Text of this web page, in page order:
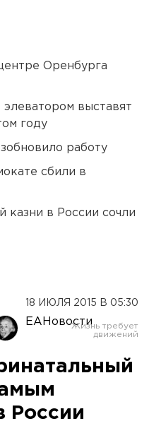
Оренбурга
элеватором выставят
году
работу
сбили в
казни в России сочли
18 ИЮЛЯ 2015 В 05:30
ЕАНовости
России